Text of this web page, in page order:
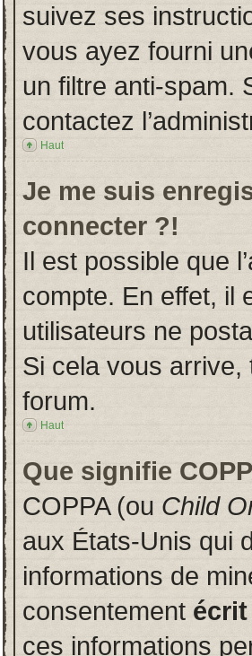
suivez ses
vous ayez fourni
un filtre anti-spam.
contactez
Haut
Je me suis
connecter ?!
Il est possible que
compte. En effet, il
utilisateurs ne
Si cela vous
forum.
Haut
Que signifie
COPPA (ou Child
aux États-Unis qui
informations de
consentement écrit
ces informations